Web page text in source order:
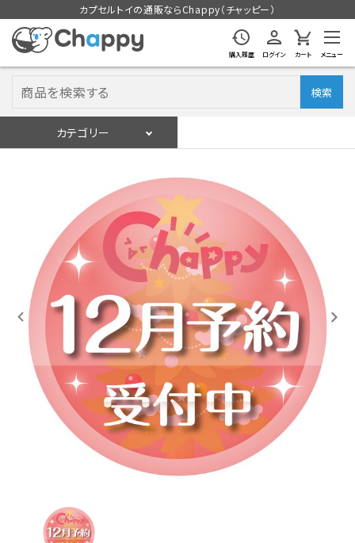
カプセルトイの通販ならChappy（チャッピー）
購入履歴 ログイン カート メニュー
検索
カテゴリー
入荷スケジュールをチェック
カプセルトイマシン本体
カプセルトイ
販促用空カプセル
レンタル
景品・玩具・文具
販促用カプセルトイ